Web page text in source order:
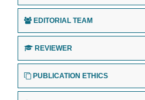
EDITORIAL TEAM
REVIEWER
PUBLICATION ETHICS